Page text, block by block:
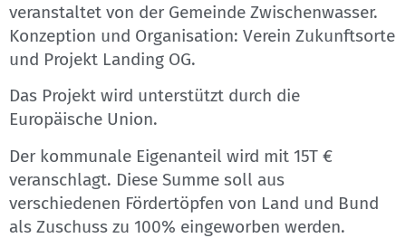
veranstaltet von der Gemeinde Zwischenwasser.
Konzeption und Organisation: Verein Zukunftsorte
und Projekt Landing OG.
Das Projekt wird unterstützt durch die
Europäische Union.
Der kommunale Eigenanteil wird mit 15T €
veranschlagt. Diese Summe soll aus
verschiedenen Fördertöpfen von Land und Bund
als Zuschuss zu 100% eingeworben werden.